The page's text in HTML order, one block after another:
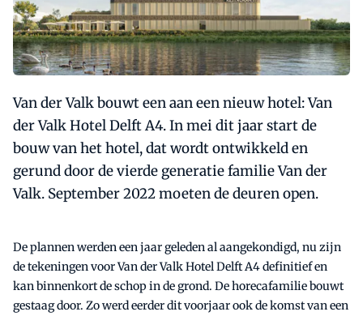
Van der Valk bouwt een aan een nieuw hotel: Van
der Valk Hotel Delft A4. In mei dit jaar start de
bouw van het hotel, dat wordt ontwikkeld en
gerund door de vierde generatie familie Van der
Valk. September 2022 moeten de deuren open.
De plannen werden een jaar geleden al aangekondigd, nu zijn
de tekeningen voor Van der Valk Hotel Delft A4 definitief en
kan binnenkort de schop in de grond. De horecafamilie bouwt
gestaag door. Zo werd eerder dit voorjaar ook de komst van een